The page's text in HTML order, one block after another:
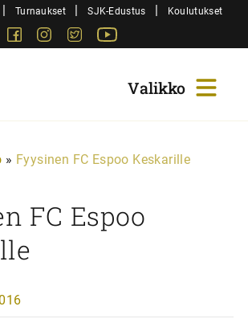
| Turnaukset | SJK-Edustus | Koulutukset
FacebookInstagram
Twitter
» Fyysinen FC Espoo Keskarille
FC Espoo